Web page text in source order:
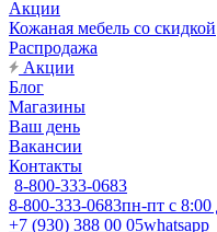
Акции
Кожаная мебель со скидкой
Распродажа
Акции
Блог
Магазины
Ваш день
Вакансии
Контакты
8-800-333-0683
8-800-333-0683пн-пт с 8:00
+7 (930) 388 00 05whatsapp